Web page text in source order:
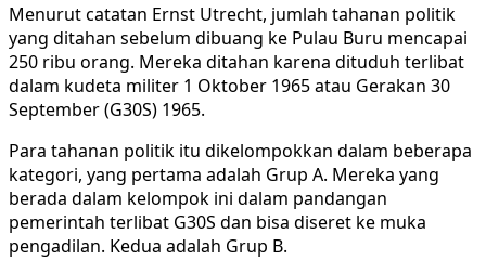
Menurut catatan Ernst Utrecht, jumlah tahanan politik
yang ditahan sebelum dibuang ke Pulau Buru mencapai
250 ribu orang. Mereka ditahan karena dituduh terlibat
dalam kudeta militer 1 Oktober 1965 atau Gerakan 30
September (G30S) 1965.
Para tahanan politik itu dikelompokkan dalam beberapa
kategori, yang pertama adalah Grup A. Mereka yang
berada dalam kelompok ini dalam pandangan
pemerintah terlibat G30S dan bisa diseret ke muka
pengadilan. Kedua adalah Grup B.